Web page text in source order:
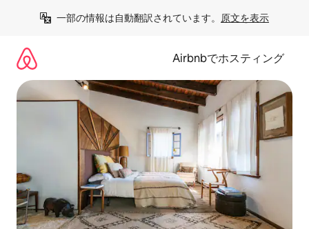
一部の情報は自動翻訳されています。 原文を表示
Airbnbでホスティング